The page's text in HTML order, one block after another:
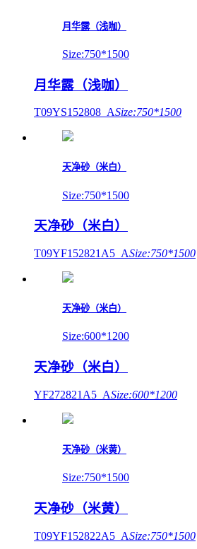
月华露（浅咖）
Size:750*1500
月华露（浅咖）
T09YS152808_ASize:750*1500
天净砂（米白）
Size:750*1500
天净砂（米白）
T09YF152821A5_ASize:750*1500
天净砂（米白）
Size:600*1200
天净砂（米白）
YF272821A5_ASize:600*1200
天净砂（米黄）
Size:750*1500
天净砂（米黄）
T09YF152822A5_ASize:750*1500